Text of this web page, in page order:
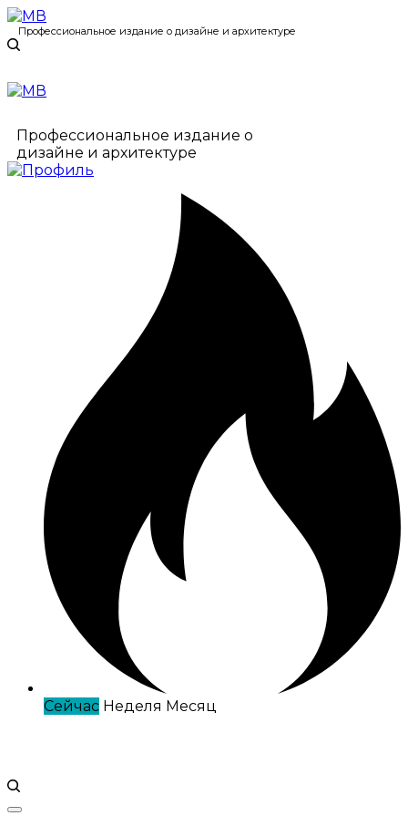
Профессиональное издание о дизайне и архитектуре
Профессиональное издание о
дизайне и архитектуре
Сейчас Неделя Месяц